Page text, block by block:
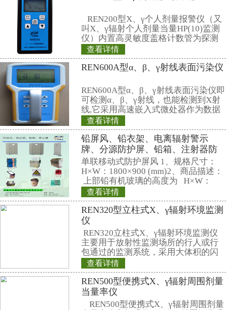
相关产品
REN-GM-L型GM
REN系列智能化辐
REN300、
主机配套使用,也可
具有RS485/RS232
头均可单独外接报
情况下就地给出声
线类型：X、γ射线
探
REN200型X-γ个人
REN200型X、γ个
叫X、γ辐射个人剂